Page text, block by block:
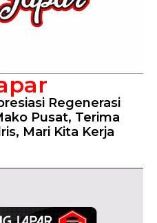
Regenerasi
Pusat, Terima
Mari Kita Kerja